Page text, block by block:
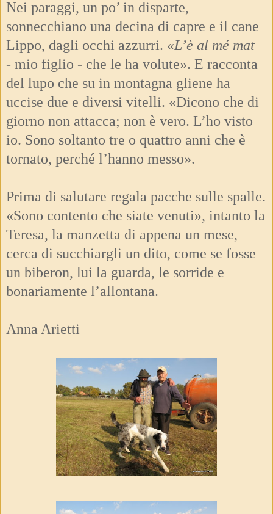
Nei paraggi, un po’ in disparte,
sonnecchiano una decina di capre e il cane
Lippo, dagli occhi azzurri. «L’è al mé mat
- mio figlio - che le ha volute». E racconta
del lupo che su in montagna gliene ha
uccise due e diversi vitelli. «Dicono che di
giorno non attacca; non è vero. L’ho visto
io. Sono soltanto tre o quattro anni che è
tornato, perché l’hanno messo».
Prima di salutare regala pacche sulle spalle.
«Sono contento che siate venuti», intanto la
Teresa, la manzetta di appena un mese,
cerca di succhiargli un dito, come se fosse
un biberon, lui la guarda, le sorride e
bonariamente l’allontana.
Anna Arietti